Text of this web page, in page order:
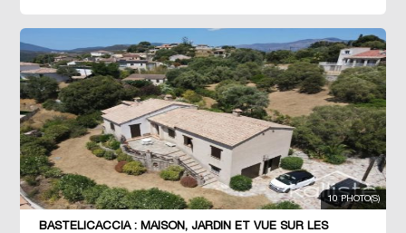
10 PHOTO(S)
BASTELICACCIA : MAISON, JARDIN ET VUE SUR LES